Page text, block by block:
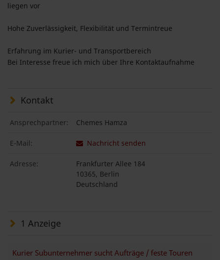
liegen vor
Hohe Zuverlässigkeit, Flexibilität und Termintreue
Erfahrung im Kurier- und Transportbereich
Bei Interesse freue ich mich über Ihre Kontaktaufnahme
Kontakt
Ansprechpartner: Chemes Hamza
E-Mail: Nachricht senden
Adresse:
Frankfurter Allee 184
10365, Berlin
Deutschland
1 Anzeige
Kurier Subunternehmer sucht Aufträge / feste Touren